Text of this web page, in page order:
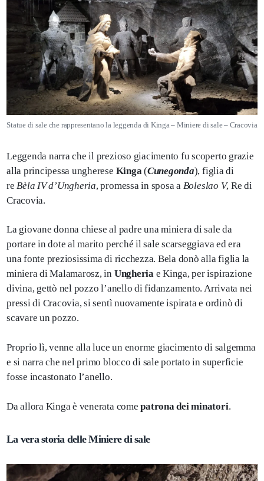
Statue di sale che rappresentano la leggenda di Kinga – Miniere di sale – Cracovia
Leggenda narra che il prezioso giacimento fu scoperto grazie
alla principessa ungherese Kinga(Cunegonda), figlia di
re Bèla IV d’Ungheria, promessa in sposa a Boleslao V, Re di
Cracovia.
La giovane donna chiese al padre una miniera di sale da
portare in dote al marito perché il sale scarseggiava ed era
una fonte preziosissima di ricchezza. Bela donò alla figlia la
miniera di Malamarosz, in Ungheriae Kinga, per ispirazione
divina, gettò nel pozzo l’anello di fidanzamento. Arrivata nei
pressi di Cracovia, si sentì nuovamente ispirata e ordinò di
scavare un pozzo.
Proprio lì, venne alla luce un enorme giacimento di salgemma
e si narra che nel primo blocco di sale portato in superficie
fosse incastonato l’anello.
Da allora Kinga è venerata comepatrona dei minatori.
La vera storia delle Miniere di sale